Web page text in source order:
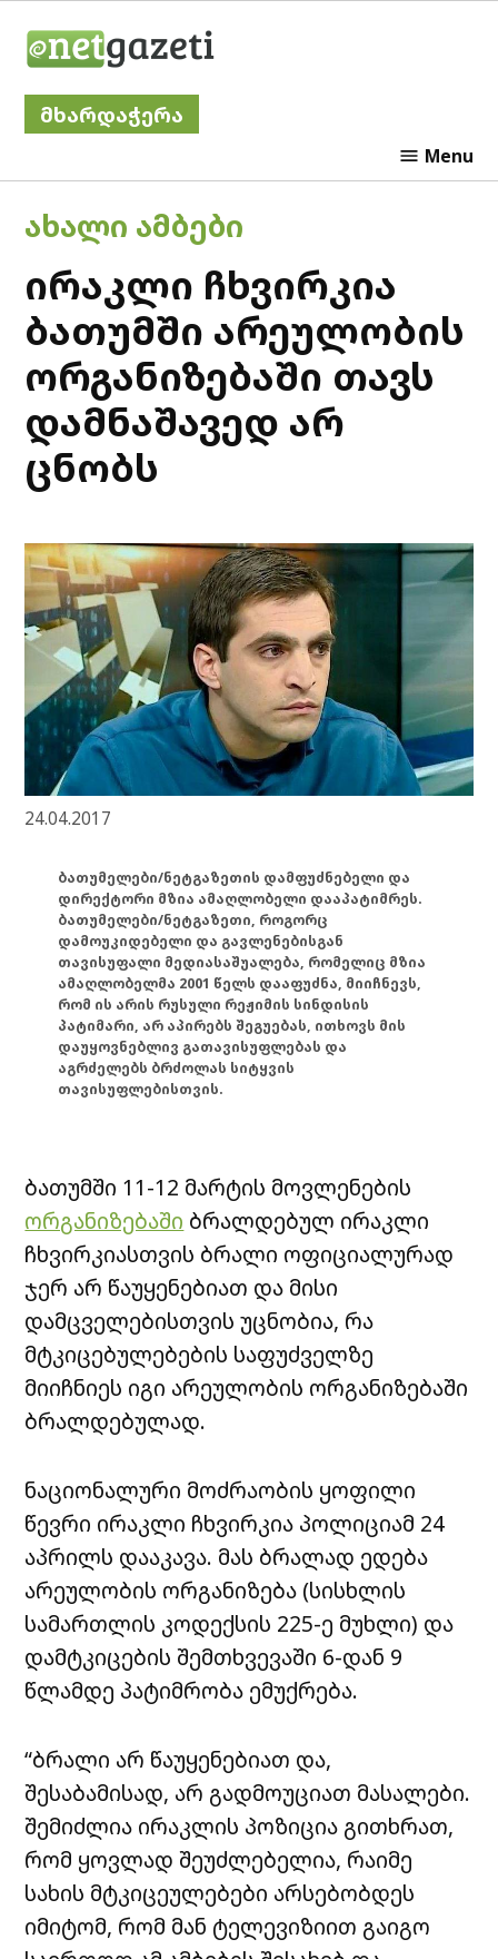
მხარდაჭერა
Menu
POSTED
ᲐᲮᲐᲚᲘ ᲐᲛᲑᲔᲑᲘ
ირაკლი ჩხვირკია
ბათუმში არეულობის
ორგანიზებაში თავს
დამნაშავედ არ
ცნობს
24.04.2017
ბათუმელები/ნეტგაზეთის დამფუძნებელი და
დირექტორი მზია ამაღლობელი დააპატიმრეს.
ბათუმელები/ნეტგაზეთი, როგორც
დამოუკიდებელი და გავლენებისგან
თავისუფალი მედიასაშუალება, რომელიც მზია
ამაღლობელმა 2001 წელს დააფუძნა, მიიჩნევს,
რომ ის არის რუსული რეჟიმის სინდისის
პატიმარი, არ აპირებს შეგუებას, ითხოვს მის
დაუყოვნებლივ გათავისუფლებას და
აგრძელებს ბრძოლას სიტყვის
თავისუფლებისთვის.
ბათუმში 11-12 მარტის მოვლენების
ორგანიზებაში ბრალდებულ ირაკლი
ჩხვირკიასთვის ბრალი ოფიციალურად
ჯერ არ წაუყენებიათ და მისი
დამცველებისთვის უცნობია, რა
მტკიცებულებების საფუძველზე
მიიჩნიეს იგი არეულობის ორგანიზებაში
ბრალდებულად.
ნაციონალური მოძრაობის ყოფილი
წევრი ირაკლი ჩხვირკია პოლიციამ 24
აპრილს დააკავა. მას ბრალად ედება
არეულობის ორგანიზება (სისხლის
სამართლის კოდექსის 225-ე მუხლი) და
დამტკიცების შემთხვევაში 6-დან 9
წლამდე პატიმრობა ემუქრება.
“ბრალი არ წაუყენებიათ და,
შესაბამისად, არ გადმოუციათ მასალები.
შემიძლია ირაკლის პოზიცია გითხრათ,
რომ ყოვლად შეუძლებელია, რაიმე
სახის მტკიცეულებები არსებობდეს
იმიტომ, რომ მან ტელევიზიით გაიგო